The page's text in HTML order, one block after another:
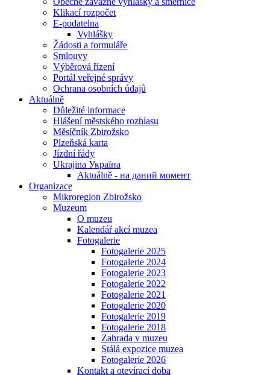
Klikací rozpočet
E-podatelna
Vyhlášky
Žádosti a formuláře
Smlouvy
Výběrová řízení
Portál veřejné správy
Ochrana osobních údajů
Aktuálně
Důležité informace
Hlášení městského rozhlasu
Měsíčník Zbirožsko
Plzeňská karta
Jízdní řády
Ukrajina Україна
Aktuálně - на даний момент
Organizace
Mikroregion Zbirožsko
Muzeum
O muzeu
Kalendář akcí muzea
Fotogalerie
Fotogalerie 2025
Fotogalerie 2024
Fotogalerie 2023
Fotogalerie 2022
Fotogalerie 2021
Fotogalerie 2020
Fotogalerie 2019
Fotogalerie 2018
Zahrada v muzeu
Stálá expozice muzea
Fotogalerie 2026
Kontakt a otevírací doba